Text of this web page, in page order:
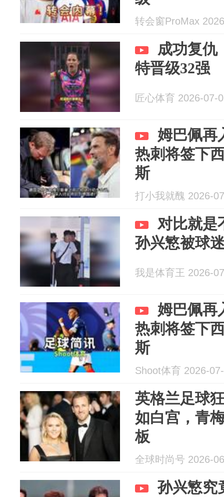
转会窗ProMax
成功复仇
特晋级32强
匠心体育 2026-07-
姆巴佩再
热刺将签下
斯
打小我就醜 2026-
对比就是
孙兴慜被球
我是体育王 2026-
姆巴佩再
热刺将签下
斯
Shoot体育 2026-
英格兰足球
如白宫，青
板
全球时尚号 2026-
孙兴慜究